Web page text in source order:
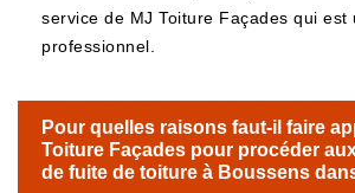
service de MJ Toiture Façades qui est
professionnel.
Pour quelles raisons faut-il faire
Toiture Façades pour procéder
de fuite de toiture à Boussens